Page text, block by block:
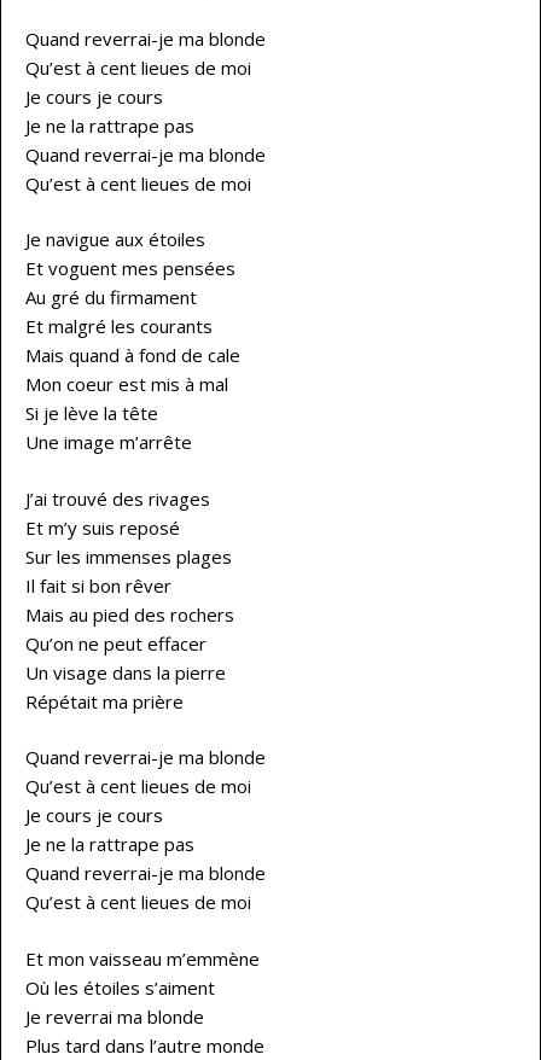
Quand reverrai-je ma blonde
Qu’est à cent lieues de moi
Je cours je cours
Je ne la rattrape pas
Quand reverrai-je ma blonde
Qu’est à cent lieues de moi
Je navigue aux étoiles
Et voguent mes pensées
Au gré du firmament
Et malgré les courants
Mais quand à fond de cale
Mon coeur est mis à mal
Si je lève la tête
Une image m’arrête
J’ai trouvé des rivages
Et m’y suis reposé
Sur les immenses plages
Il fait si bon rêver
Mais au pied des rochers
Qu’on ne peut effacer
Un visage dans la pierre
Répétait ma prière
Quand reverrai-je ma blonde
Qu’est à cent lieues de moi
Je cours je cours
Je ne la rattrape pas
Quand reverrai-je ma blonde
Qu’est à cent lieues de moi
Et mon vaisseau m’emmène
Où les étoiles s’aiment
Je reverrai ma blonde
Plus tard dans l’autre monde